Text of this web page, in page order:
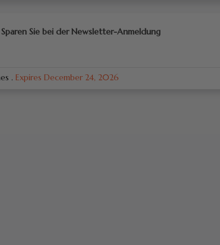
Sparen Sie bei der Newsletter-Anmeldung
. Expires December 24, 2026